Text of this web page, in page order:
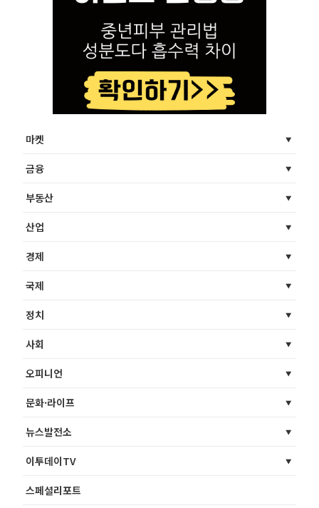
마켓
금융
부동산
산업
경제
국제
정치
사회
오피니언
문화·라이프
뉴스발전소
이투데이TV
스페셜리포트